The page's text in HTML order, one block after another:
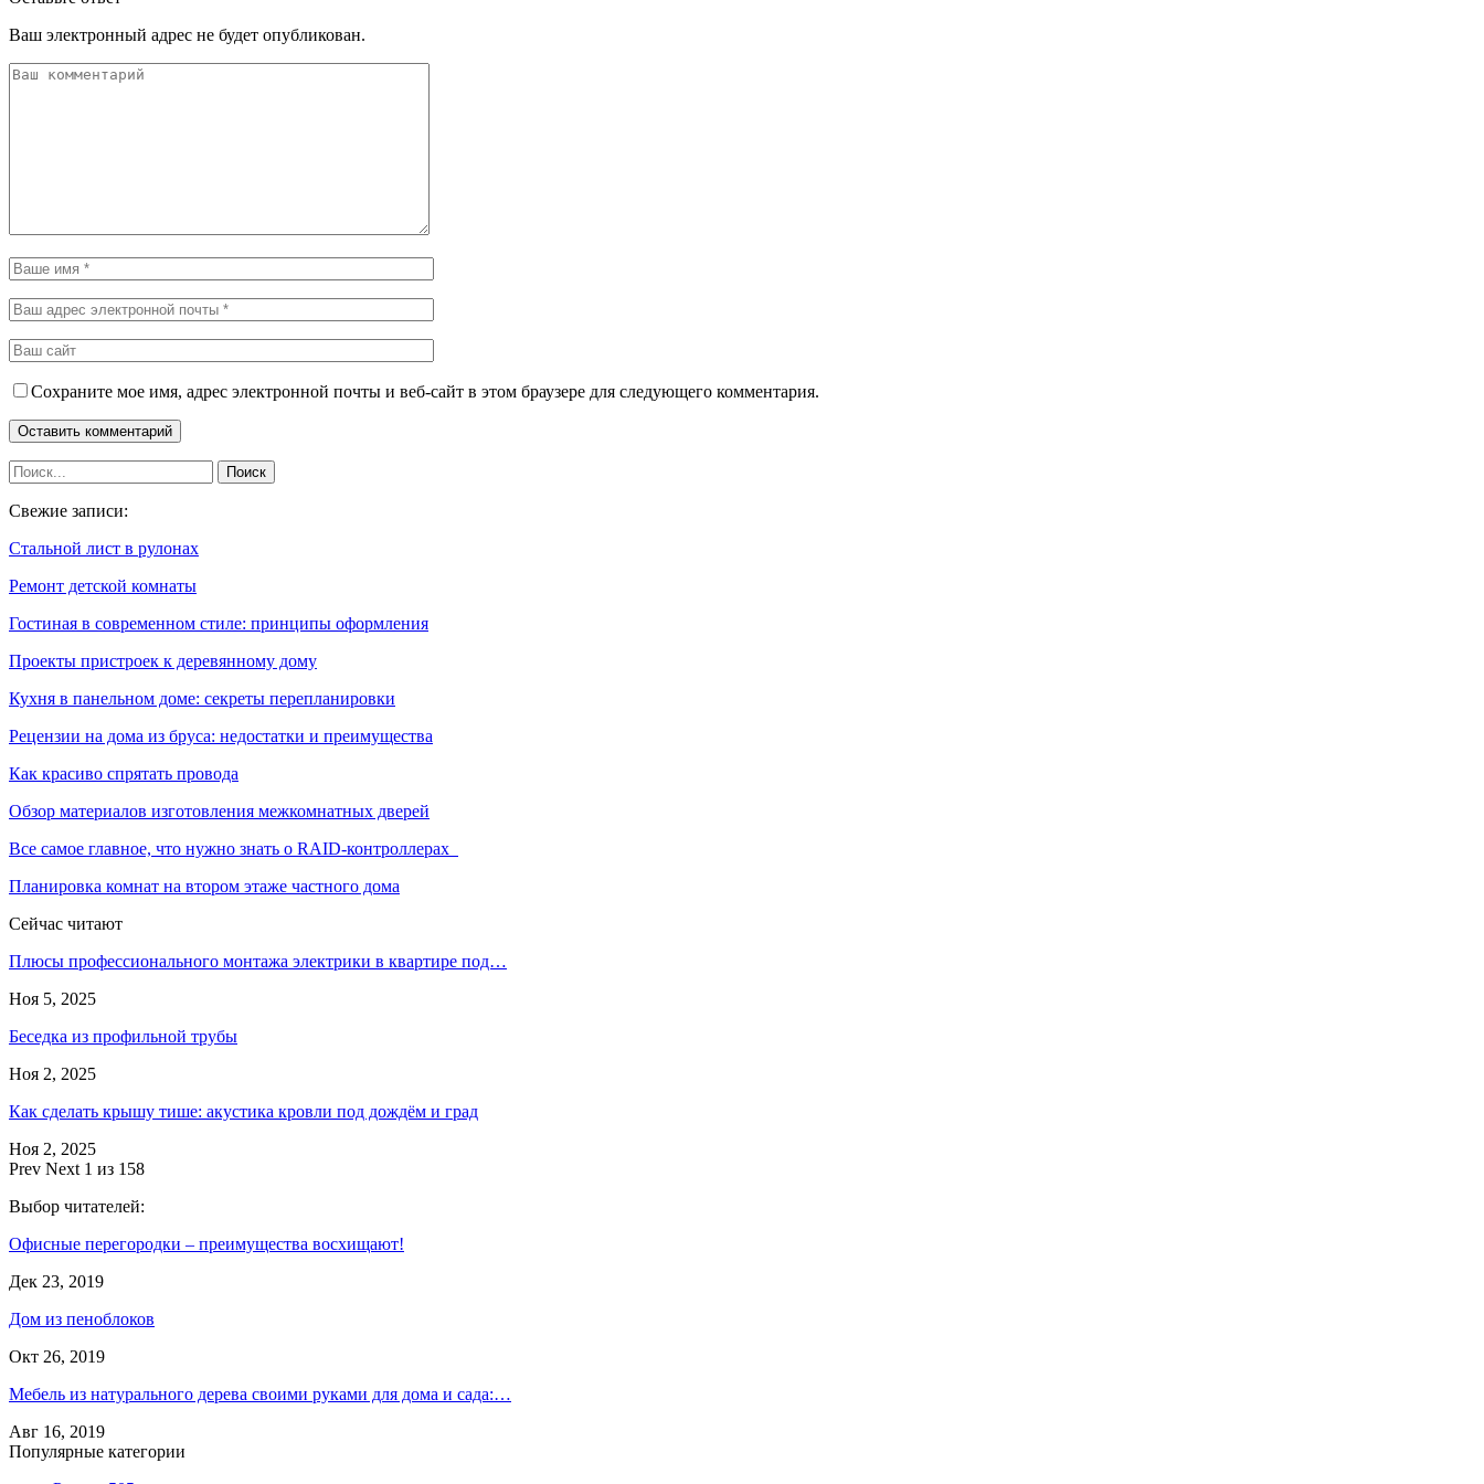
Ваш электронный адрес не будет опубликован.
Сохраните мое имя, адрес электронной почты и веб-сайт в этом браузере для следующего комментария.
Свежие записи:
Стальной лист в рулонах
Ремонт детской комнаты
Гостиная в современном стиле: принципы оформления
Проекты пристроек к деревянному дому
Кухня в панельном доме: секреты перепланировки
Рецензии на дома из бруса: недостатки и преимущества
Как красиво спрятать провода
Обзор материалов изготовления межкомнатных дверей
Все самое главное, что нужно знать о RAID-контроллерах
Планировка комнат на втором этаже частного дома
Сейчас читают
Плюсы профессионального монтажа электрики в квартире под…
Ноя 5, 2025
Беседка из профильной трубы
Ноя 2, 2025
Как сделать крышу тише: акустика кровли под дождём и град
Ноя 2, 2025
Prev Next 1 из 158
Выбор читателей:
Офисные перегородки – преимущества восхищают!
Дек 23, 2019
Дом из пеноблоков
Окт 26, 2019
Мебель из натурального дерева своими руками для дома и сада:…
Авг 16, 2019
Популярные категории